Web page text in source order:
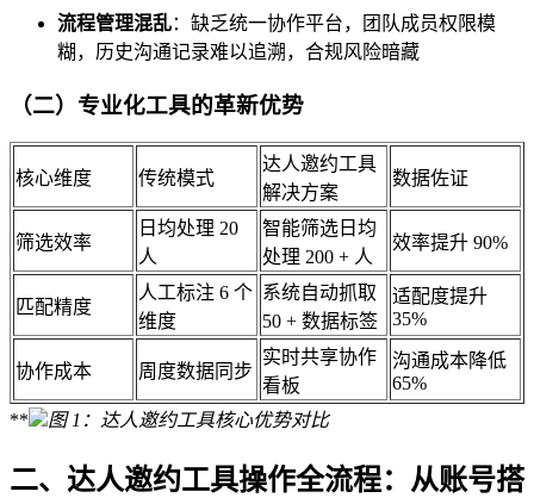
流程管理混乱：缺乏统一协作平台，团队成员权限模
糊，历史沟通记录难以追溯，合规风险暗藏
（二）专业化工具的革新优势
核心维度 传统模式
达人邀约工具
解决方案
数据佐证
筛选效率
日均处理 20
人
智能筛选日均
处理 200 + 人
效率提升 90%
匹配精度
人工标注 6 个
维度
系统自动抓取
50 + 数据标签
适配度提升
35%
协作成本 周度数据同步
实时共享协作
看板
沟通成本降低
65%
**
图 1：达人邀约工具核心优势对比
二、达人邀约工具操作全流程：从账号搭